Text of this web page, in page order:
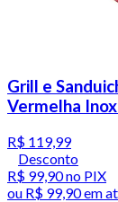
Grill e
Vermelha
R$ 119,99
Desconto
R$ 99,90no PIX
ou R$ 99,90em